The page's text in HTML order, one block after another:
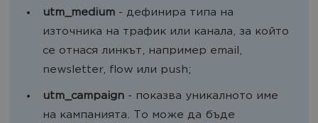
utm_medium - дефинира типа на
източника на трафик или канала, за който
се отнася линкът, например email,
newsletter, flow или push;
utm_campaign - показва уникалното име
на кампанията. То може да бъде